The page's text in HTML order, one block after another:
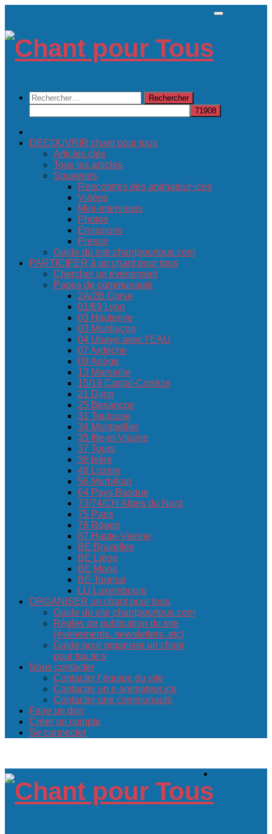
content
Rechercher :
DECOUVRIR chant pour tous
Articles clés
Tous les articles
Souvenirs
Rencontres des animateur·ices
Vidéos
Mini-interviews
Photos
Émissions
Presse
Guide du site chantpourtous.com
PARTICIPER à un chant pour tous
Chercher un événement
Pages de communauté
2A/2B Corse
01/69 Lyon
03 Hauterive
03 Montluçon
04 Ubaye avec l’EAU
07 Ardèche
09 Ariège
13 Marseille
15/19 Cantal-Corrèze
21 Dijon
25 Besançon
31 Toulouse
34 Montpellier
35 Ille-et-Vilaine
37 Tours
38 Isère
48 Lozère
56 Morbihan
64 Pays Basque
73/74/CH Alpes du Nord
75 Paris
76 Rouen
87 Haute-Vienne
BE Bruxelles
BE Liège
BE Mons
BE Tournai
LU Luxembourg
ORGANISER un chant pour tous
Guide du site chantpourtous.com
Règles de publication du site
(événements, newsletters, etc)
Guide pour organiser un chant
pour tou.te.s
Nous contacter
Contacter l’équipe du site
Contacter un.e animateur.ice
Contacter une communauté
Faire un don
Créer un compte
Se connecter